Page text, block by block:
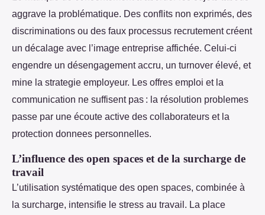
aggrave la problématique. Des conflits non exprimés, des
discriminations ou des faux processus recrutement créent
un décalage avec l’image entreprise affichée. Celui-ci
engendre un désengagement accru, un turnover élevé, et
mine la strategie employeur. Les offres emploi et la
communication ne suffisent pas : la résolution problemes
passe par une écoute active des collaborateurs et la
protection donnees personnelles.
L’influence des open spaces et de la surcharge de
travail
L’utilisation systématique des open spaces, combinée à
la surcharge, intensifie le stress au travail. La place